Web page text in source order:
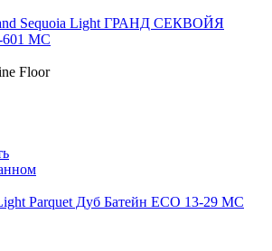
Sequoia Light ГРАНД СЕКВОЙЯ
MC
Floor